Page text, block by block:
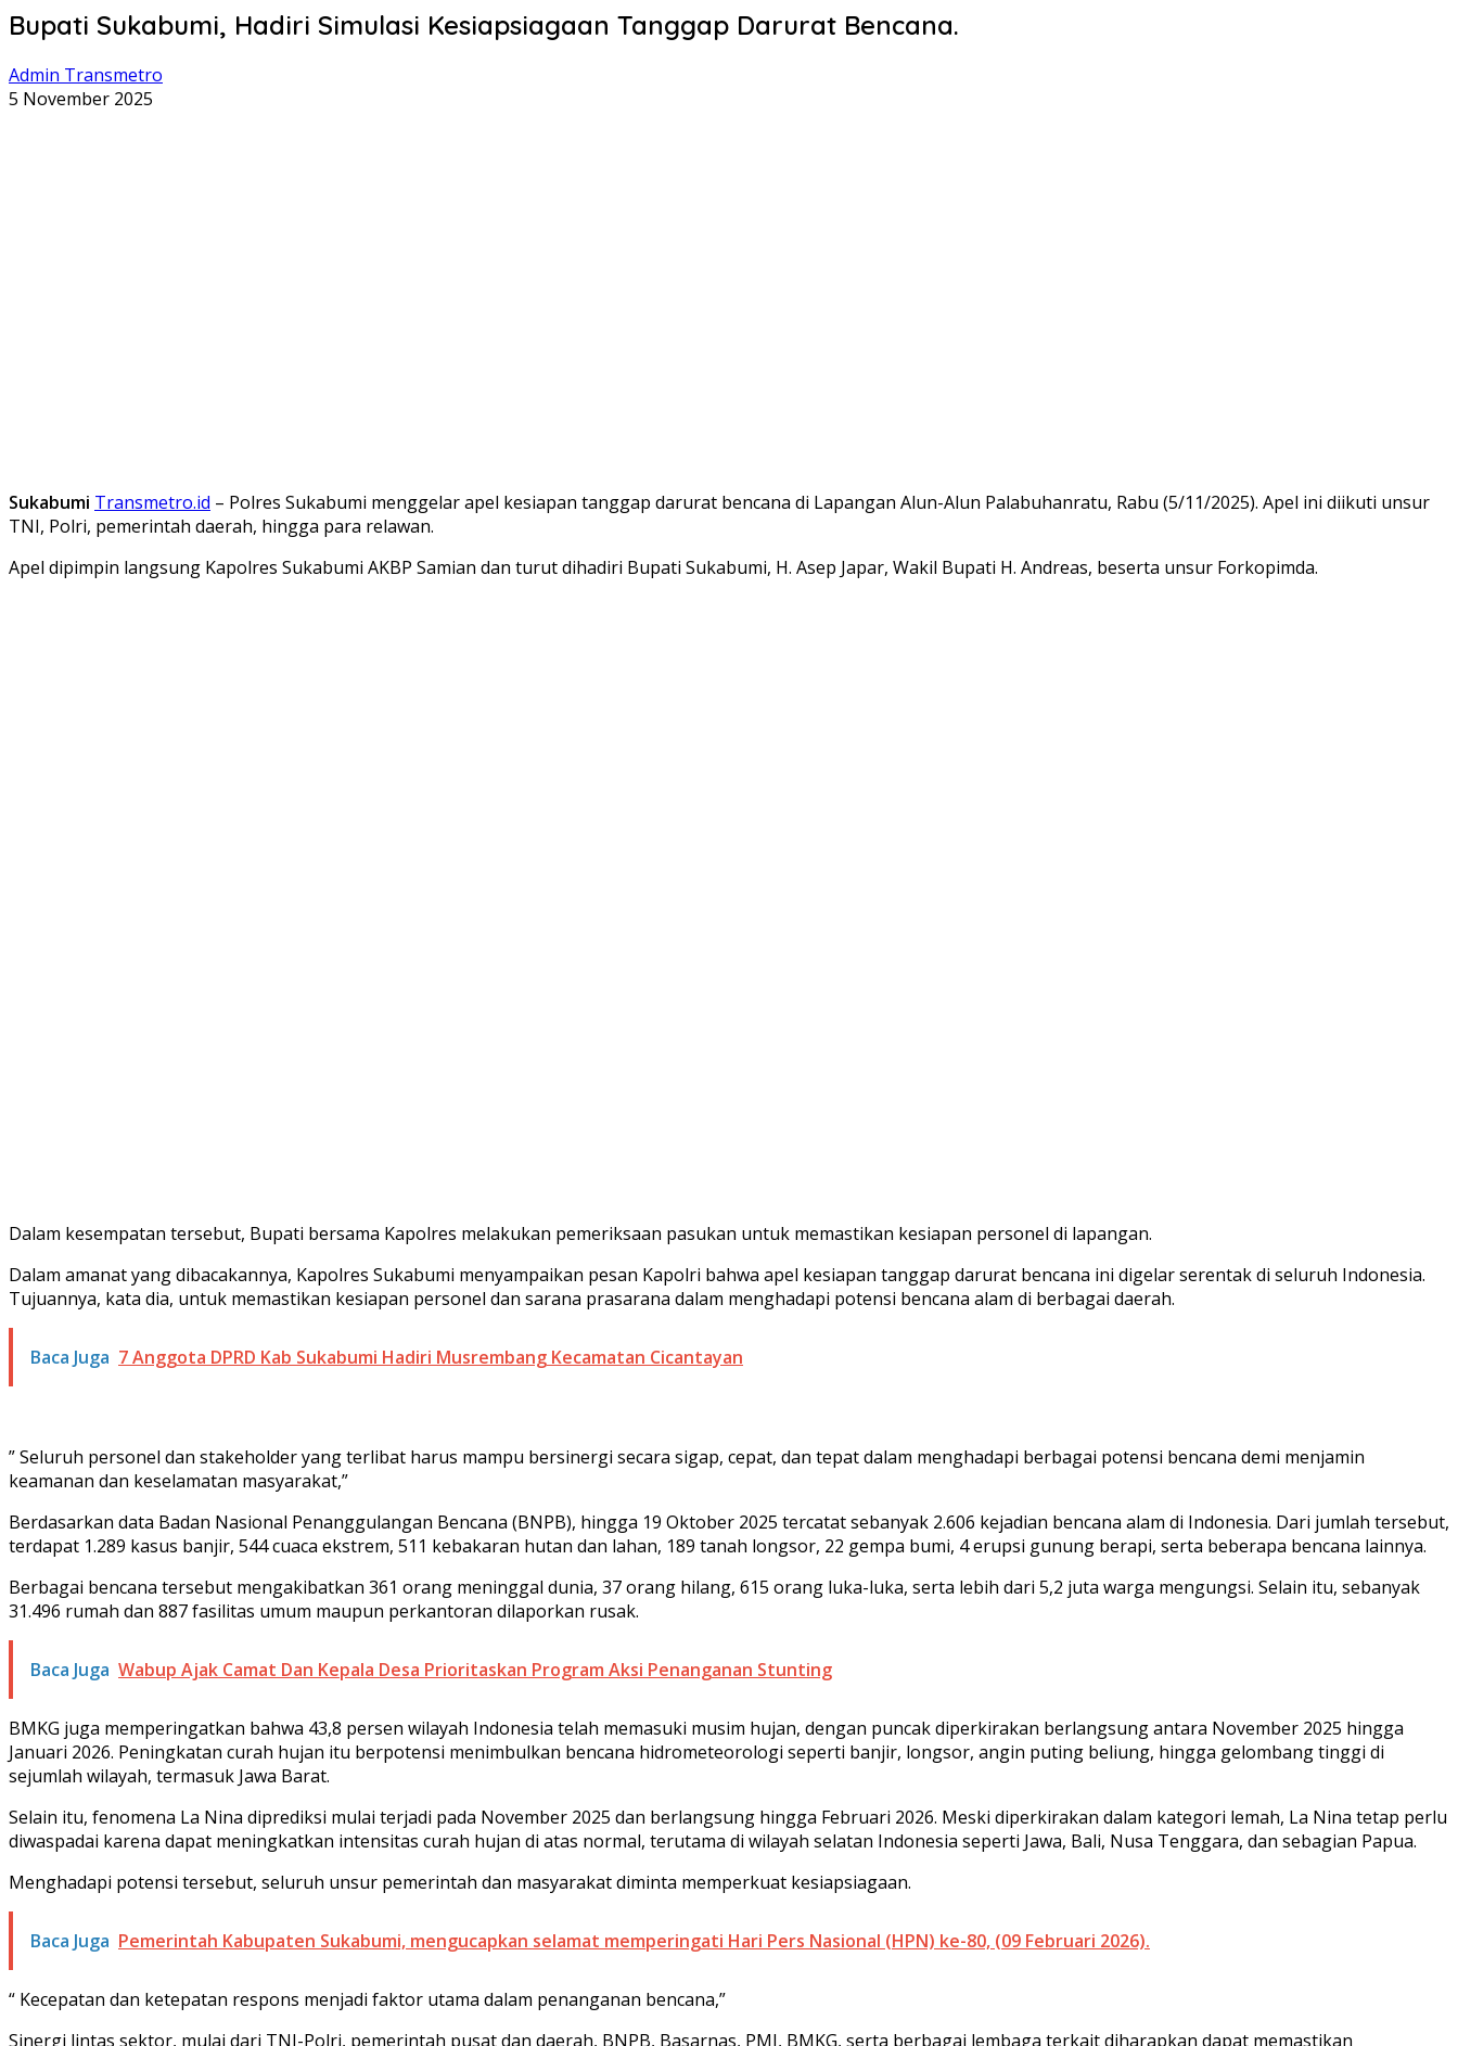
Bupati Sukabumi, Hadiri Simulasi Kesiapsiagaan Tanggap Darurat Bencana.
Admin Transmetro
5 November 2025
Sukabumi Transmetro.id – Polres Sukabumi menggelar apel kesiapan tanggap darurat bencana di Lapangan Alun-Alun Palabuhanratu, Rabu (5/11/2025). Apel ini diikuti unsur
TNI, Polri, pemerintah daerah, hingga para relawan.
Apel dipimpin langsung Kapolres Sukabumi AKBP Samian dan turut dihadiri Bupati Sukabumi, H. Asep Japar, Wakil Bupati H. Andreas, beserta unsur Forkopimda.
Dalam kesempatan tersebut, Bupati bersama Kapolres melakukan pemeriksaan pasukan untuk memastikan kesiapan personel di lapangan.
Dalam amanat yang dibacakannya, Kapolres Sukabumi menyampaikan pesan Kapolri bahwa apel kesiapan tanggap darurat bencana ini digelar serentak di seluruh Indonesia.
Tujuannya, kata dia, untuk memastikan kesiapan personel dan sarana prasarana dalam menghadapi potensi bencana alam di berbagai daerah.
Baca Juga 7 Anggota DPRD Kab Sukabumi Hadiri Musrembang Kecamatan Cicantayan
” Seluruh personel dan stakeholder yang terlibat harus mampu bersinergi secara sigap, cepat, dan tepat dalam menghadapi berbagai potensi bencana demi menjamin
keamanan dan keselamatan masyarakat,”
Berdasarkan data Badan Nasional Penanggulangan Bencana (BNPB), hingga 19 Oktober 2025 tercatat sebanyak 2.606 kejadian bencana alam di Indonesia. Dari jumlah tersebut,
terdapat 1.289 kasus banjir, 544 cuaca ekstrem, 511 kebakaran hutan dan lahan, 189 tanah longsor, 22 gempa bumi, 4 erupsi gunung berapi, serta beberapa bencana lainnya.
Berbagai bencana tersebut mengakibatkan 361 orang meninggal dunia, 37 orang hilang, 615 orang luka-luka, serta lebih dari 5,2 juta warga mengungsi. Selain itu, sebanyak
31.496 rumah dan 887 fasilitas umum maupun perkantoran dilaporkan rusak.
Baca Juga Wabup Ajak Camat Dan Kepala Desa Prioritaskan Program Aksi Penanganan Stunting
BMKG juga memperingatkan bahwa 43,8 persen wilayah Indonesia telah memasuki musim hujan, dengan puncak diperkirakan berlangsung antara November 2025 hingga
Januari 2026. Peningkatan curah hujan itu berpotensi menimbulkan bencana hidrometeorologi seperti banjir, longsor, angin puting beliung, hingga gelombang tinggi di
sejumlah wilayah, termasuk Jawa Barat.
Selain itu, fenomena La Nina diprediksi mulai terjadi pada November 2025 dan berlangsung hingga Februari 2026. Meski diperkirakan dalam kategori lemah, La Nina tetap perlu
diwaspadai karena dapat meningkatkan intensitas curah hujan di atas normal, terutama di wilayah selatan Indonesia seperti Jawa, Bali, Nusa Tenggara, dan sebagian Papua.
Menghadapi potensi tersebut, seluruh unsur pemerintah dan masyarakat diminta memperkuat kesiapsiagaan.
Baca Juga Pemerintah Kabupaten Sukabumi, mengucapkan selamat memperingati Hari Pers Nasional (HPN) ke-80, (09 Februari 2026).
“ Kecepatan dan ketepatan respons menjadi faktor utama dalam penanganan bencana,”
Sinergi lintas sektor, mulai dari TNI-Polri, pemerintah pusat dan daerah, BNPB, Basarnas, PMI, BMKG, serta berbagai lembaga terkait diharapkan dapat memastikan